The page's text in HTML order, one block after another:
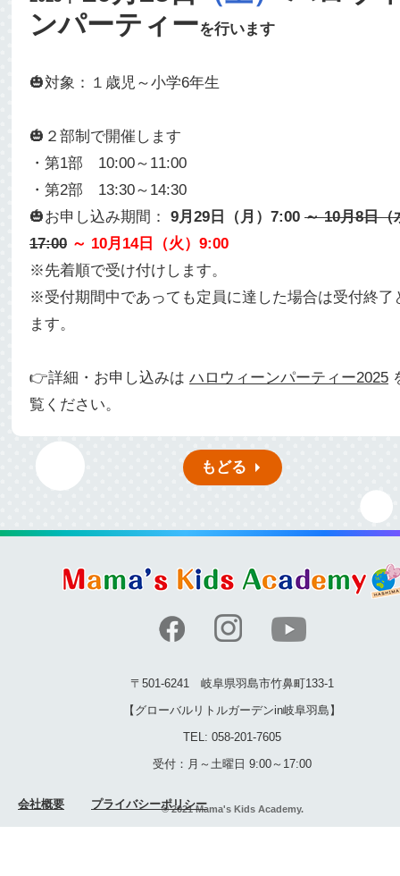
ンパーティーを行います
🎃対象：１歳児～小学6年生
🎃２部制で開催します
・第1部 10:00～11:00
・第2部 13:30～14:30
🎃お申し込み期間： 9月29日（月）7:00 ～ 10月8日（
17:00 ～ 10月14日（火）9:00
※先着順で受け付けします。
※受付期間中であっても定員に達した場合は受付終了
ます。
👉詳細・お申し込みは ハロウィーンパーティー2025
覧ください。
もどる
〒501-6241 岐阜県羽島市竹鼻町133-1
【グローバルリトルガーデンin岐阜羽島】
TEL: 058-201-7605
受付：月～土曜日 9:00～17:00
© 2021 Mama's Kids Academy.
会社概要 プライバシーポリシー